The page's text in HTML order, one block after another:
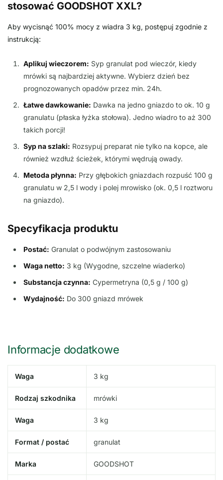
stosować GOODSHOT XXL?
Aby wycisnąć 100% mocy z wiadra 3 kg, postępuj zgodnie z
instrukcją:
Aplikuj wieczorem: Syp granulat pod wieczór, kiedy
mrówki są najbardziej aktywne. Wybierz dzień bez
prognozowanych opadów przez min. 24h.
Łatwe dawkowanie: Dawka na jedno gniazdo to ok. 10 g
granulatu (płaska łyżka stołowa). Jedno wiadro to aż 300
takich porcji!
Syp na szlaki: Rozsypuj preparat nie tylko na kopce, ale
również wzdłuż ścieżek, którymi wędrują owady.
Metoda płynna: Przy głębokich gniazdach rozpuść 100 g
granulatu w 2,5 l wody i polej mrowisko (ok. 0,5 l roztworu
na gniazdo).
Specyfikacja produktu
Postać: Granulat o podwójnym zastosowaniu
Waga netto: 3 kg (Wygodne, szczelne wiaderko)
Substancja czynna: Cypermetryna (0,5 g / 100 g)
Wydajność: Do 300 gniazd mrówek
Informacje dodatkowe
Waga 3 kg
Rodzaj szkodnika mrówki
Waga 3 kg
Format / postać granulat
Marka GOODSHOT